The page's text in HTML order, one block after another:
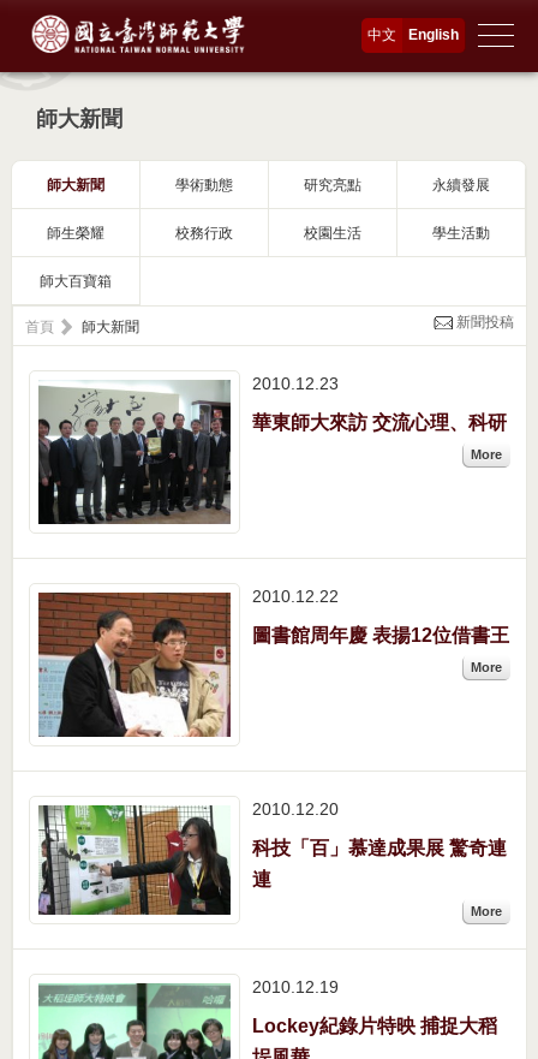
English
中文
師大新聞
師大新聞 學術動態 研究亮點 永續發展
師生榮耀 校務行政 校園生活 學生活動
師大百寶箱
首頁 師大新聞 新聞投稿
2010.12 23
華東師大來訪 交流心理、科研
More
2010.12 22
圖書館周年慶 表揚12位借書王
More
2010.12 20
科技「百」慕達成果展 驚奇連
連
More
2010.12 19
Lockey紀錄片特映 捕捉大稻